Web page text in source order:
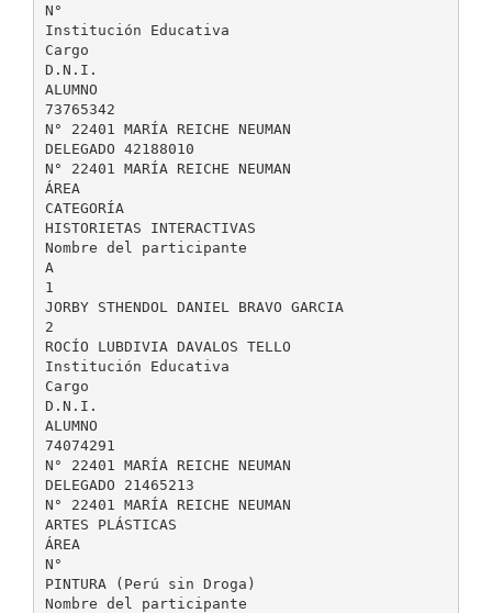
N°
Institución Educativa
Cargo
D.N.I.
ALUMNO
73765342
N° 22401 MARÍA REICHE NEUMAN
DELEGADO 42188010
N° 22401 MARÍA REICHE NEUMAN
ÁREA
CATEGORÍA
HISTORIETAS INTERACTIVAS
Nombre del participante
A
1
JORBY STHENDOL DANIEL BRAVO GARCIA
2
ROCÍO LUBDIVIA DAVALOS TELLO
Institución Educativa
Cargo
D.N.I.
ALUMNO
74074291
N° 22401 MARÍA REICHE NEUMAN
DELEGADO 21465213
N° 22401 MARÍA REICHE NEUMAN
ARTES PLÁSTICAS
ÁREA
N°
PINTURA (Perú sin Droga)
Nombre del participante